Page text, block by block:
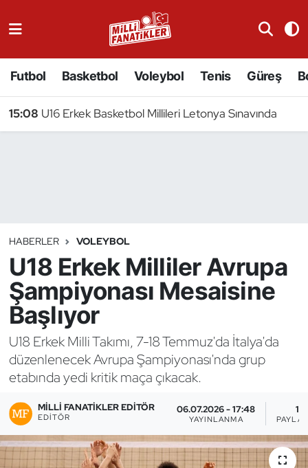
Futbol Basketbol Voleybol Tenis Güreş
15:08 U16 Erkek Basketbol Millileri Letonya Sınavında
HABERLER VOLEYBOL
U18 Erkek Milliler Avrupa
Şampiyonası Mesaisine
Başlıyor
U18 Erkek Milli Takımı, 7-18 Temmuz'da İtalya'da
düzenlenecek Avrupa Şampiyonası'nda grup
etabında yedi kritik maça çıkacak.
MILLI FANATIKLER EDITÖR
EDITÖR
06.07.2026 - 17:48
YAYINLANMA
1
Badminton
Binicilik
Bisiklet
Bocce Bowling Dart
Boks
Briç
Buz Hokeyi